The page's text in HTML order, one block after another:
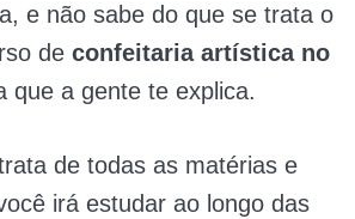
e não sabe do que se trata o
de confeitaria artística no
que a gente te explica.
de todas as matérias e
irá estudar ao longo das